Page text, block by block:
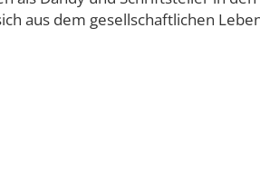
aus dem gesellschaftlichen